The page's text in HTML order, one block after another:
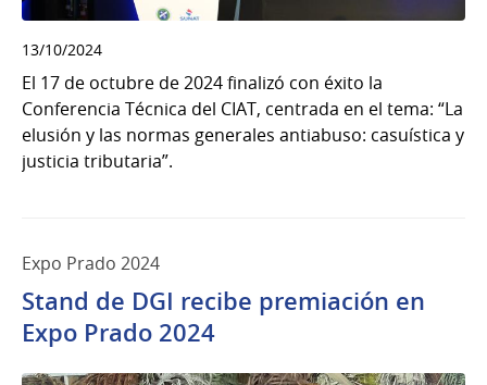
13/10/2024
El 17 de octubre de 2024 finalizó con éxito la
Conferencia Técnica del CIAT, centrada en el tema: “La
elusión y las normas generales antiabuso: casuística y
justicia tributaria”.
Expo Prado 2024
Stand de DGI recibe premiación en
Expo Prado 2024